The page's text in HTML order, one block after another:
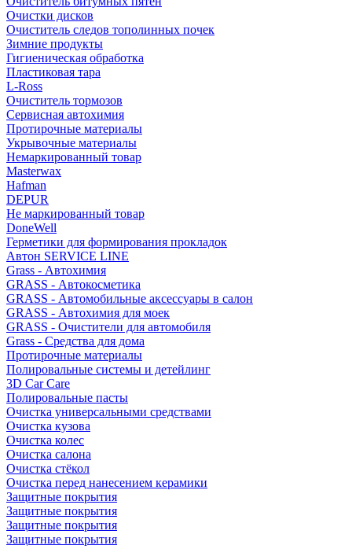
Очистки дисков
Очиститель следов тополинных почек
Зимние продукты
Гигиеническая обработка
Пластиковая тара
L-Ross
Очиститель тормозов
Сервисная автохимия
Протирочные материалы
Укрывочные материалы
Немаркированный товар
Masterwax
Hafman
DEPUR
Не маркированный товар
DoneWell
Герметики для формирования прокладок
Автон SERVICE LINE
Grass - Автохимия
GRASS - Автокосметика
GRASS - Автомобильные аксессуары в салон
GRASS - Автохимия для моек
GRASS - Очистители для автомобиля
Grass - Средства для дома
Протирочные материалы
Полировальные системы и детейлинг
3D Car Care
Полировальные пасты
Очистка универсальными средствами
Очистка кузова
Очистка колес
Очистка салона
Очистка стёкол
Очистка перед нанесением керамики
Защитные покрытия
Защитные покрытия
Защитные покрытия
Защитные покрытия